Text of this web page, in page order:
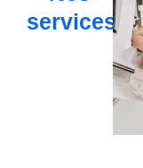
services